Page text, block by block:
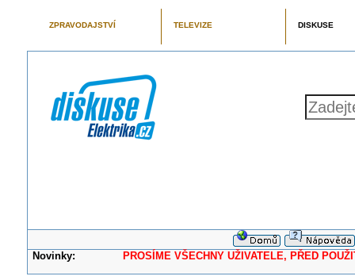
ZPRAVODAJSTVÍ TELEVIZE DISKUSE
Novinky: PROSÍME VŠECHNY UŽIVATELE, PŘED